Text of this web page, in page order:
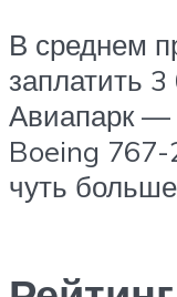
В среднем
заплатить
Авиапарк —
Boeing 767-
чуть